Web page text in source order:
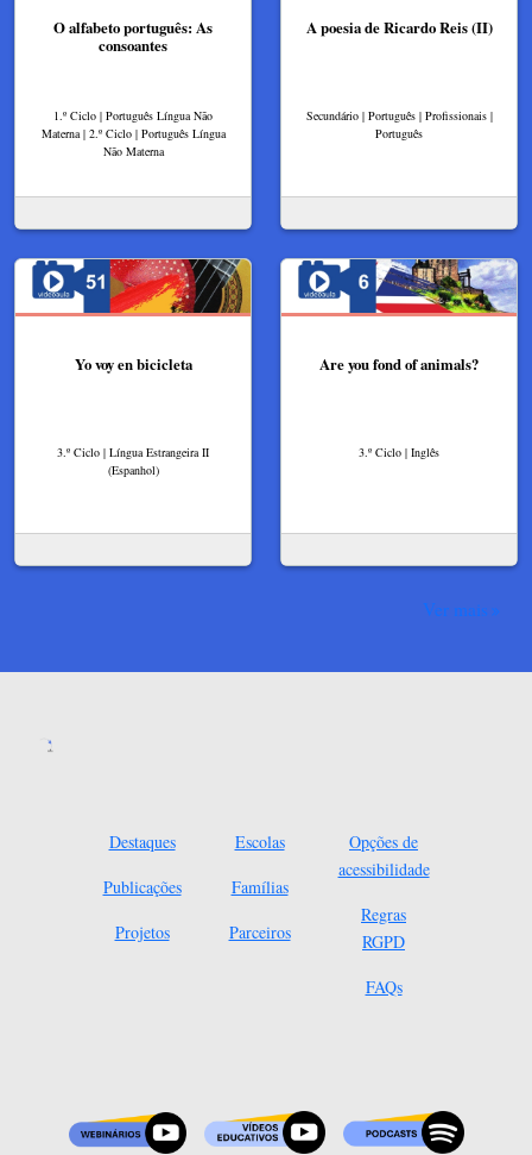
O alfabeto português: As
consoantes
1.º Ciclo | Português Língua Não
Materna | 2.º Ciclo | Português Língua
Não Materna
A poesia de Ricardo Reis (II)
Secundário | Português | Profissionais |
Português
Yo voy en bicicleta
3.º Ciclo | Língua Estrangeira II
(Espanhol)
Are you fond of animals?​
3.º Ciclo | Inglês
Ver mais
Destaques
Publicações
Projetos
Escolas
Famílias
Parceiros
Opções de
acessibilidade
Regras
RGPD
FAQs